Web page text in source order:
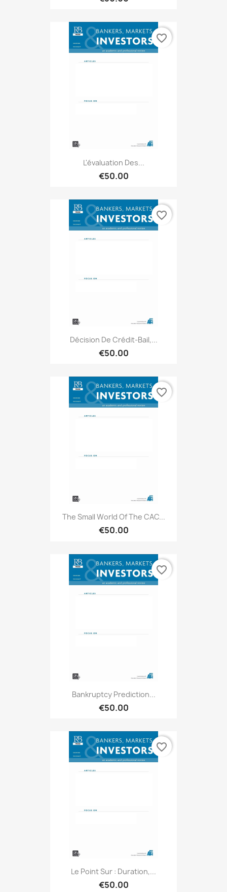
L'évaluation Des...
€50.00
favorite_border
Décision De Crédit-Bail,...
€50.00
favorite_border
The Small World Of The CAC...
€50.00
favorite_border
Bankruptcy Prediction...
€50.00
favorite_border
Le Point Sur : Duration,...
€50.00
favorite_border